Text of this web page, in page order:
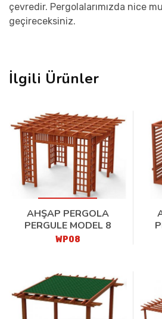
çevredir. Pergolalarımızda nice
geçireceksiniz.
İlgili Ürünler
AHŞAP PERGOLA
PERGULE MODEL 8
WP08